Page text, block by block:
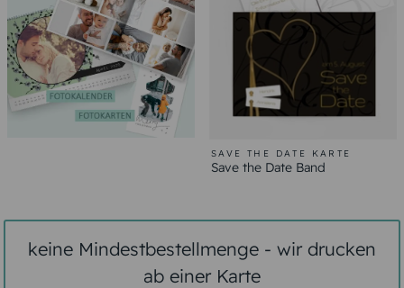
SAVE THE DATE KARTE
Save the Date Band
keine Mindestbestellmenge - wir drucken
ab einer Karte